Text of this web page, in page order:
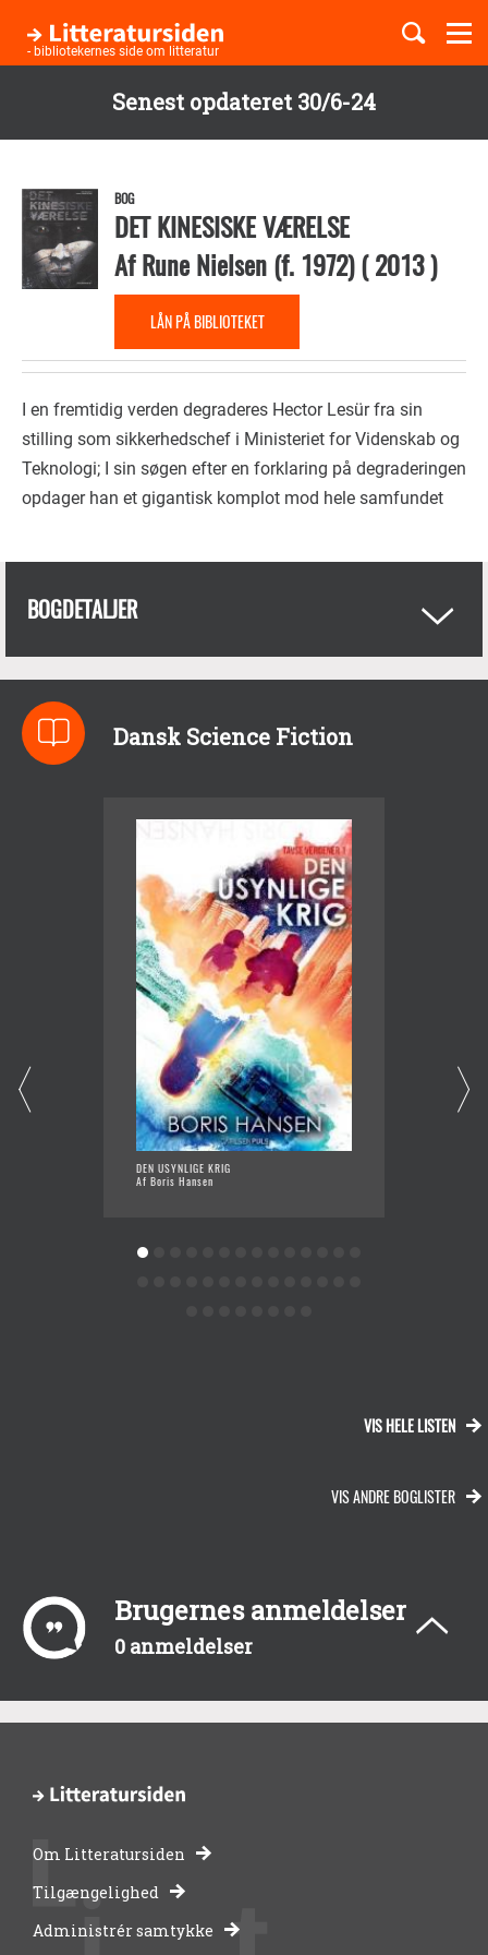
Senest opdateret 30/6-24
hovedindhold
- bibliotekernes side om litteratur
Børnebøger
Temaer
BOG
DET KINESISKE VÆRELSE
AfRune Nielsen (f. 1972)(2013)
LÅN PÅ BIBLIOTEKET
I en fremtidig verden degraderes Hector Lesür fra sin
stilling som sikkerhedschef i Ministeriet for Videnskab og
Teknologi; I sin søgen efter en forklaring på degraderingen
opdager han et gigantisk komplot mod hele samfundet
BOGDETALJER
Dansk Science Fiction
DEN USYNLIGE KRIG
Af Boris Hansen
VIS HELE LISTEN
VIS ANDRE BOGLISTER
Brugernes anmeldelser
0 anmeldelser
-
Om Litteratursiden
Tilgængelighed
Administrér samtykke